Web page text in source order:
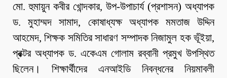
মো. হুমায়ুন কবীর খোন্দকার, উপ-উপাচার্য (প্রশাসন) অধ্যাপক
ড. মুহাম্মদ সামাদ, কোষাধ্যক্ষ অধ্যাপক মমতাজ উদ্দিন
আহমেদ, শিক্ষক সমিতির সাধারণ সম্পাদক নিজামুল হক ভূঁইয়া,
প্রক্টর অধ্যাপক ড. একেএম গোলাম রব্বানী প্রমুখ উপস্থিত
ছিলেন। শিক্ষার্থীদের এনআইডি নিবন্ধনের নিয়মাবলী